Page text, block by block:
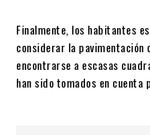
Finalmente, los habitantes
considerar la pavimentación
encontrarse a escasas
han sido tomados en cuenta